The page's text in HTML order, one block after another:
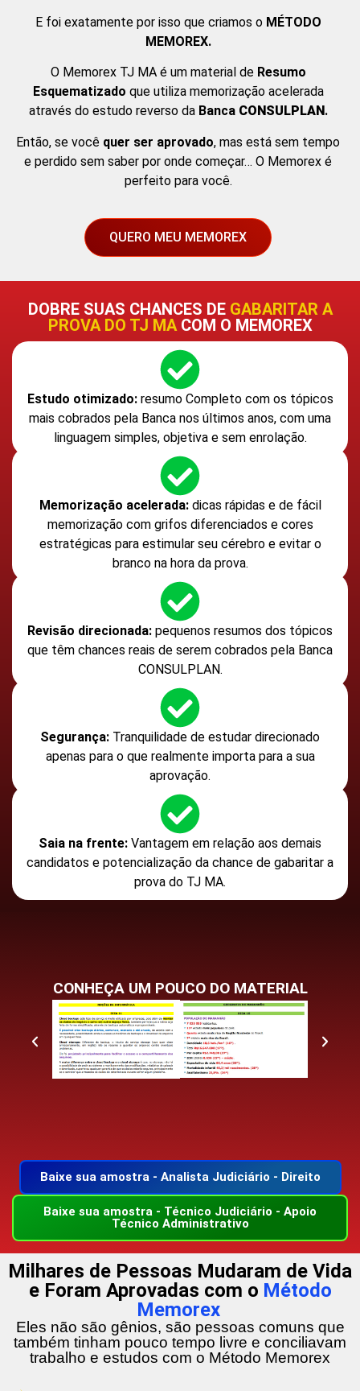
E foi exatamente por isso que criamos o MÉTODO
MEMOREX.
O Memorex TJ MA é um material deResumo
Esquematizado que utiliza memorização acelerada
através do estudo reverso da Banca CONSULPLAN .
Então, se você quer ser aprovado, mas está sem tempo
e perdido sem saber por onde começar… O Memorex é
perfeito para você.
QUERO MEU MEMOREX
DOBRE SUAS CHANCES DE GABARITAR A
PROVA DO TJ MACOM O MEMOREX
Estudo otimizado:resumo Completo com os tópicos
mais cobrados pela Banca nos últimos anos, com uma
linguagem simples, objetiva e sem enrolação.
Memorização acelerada: dicas rápidas e de fácil
memorização com grifos diferenciados e cores
estratégicas para estimular seu cérebro e evitar o
branco na hora da prova.
Revisão direcionada: pequenos resumos dos tópicos
que têm chances reais de serem cobrados pela Banca
CONSULPLAN.
Segurança: Tranquilidade de estudar direcionado
apenas para o que realmente importa para a sua
aprovação.
Saia na frente: Vantagem em relação aos demais
candidatos e potencialização da chance de gabaritar a
prova do TJ MA.
CONHEÇA UM POUCO DO MATERIAL
Baixe sua amostra - Analista Judiciário - Direito
Baixe sua amostra - Técnico Judiciário - Apoio
Técnico Administrativo
Milhares de Pessoas Mudaram de Vida
e Foram Aprovadas com o Método
Memorex
Eles não são gênios, são pessoas comuns que
também tinham pouco tempo livre e conciliavam
trabalho e estudos com o Método Memorex